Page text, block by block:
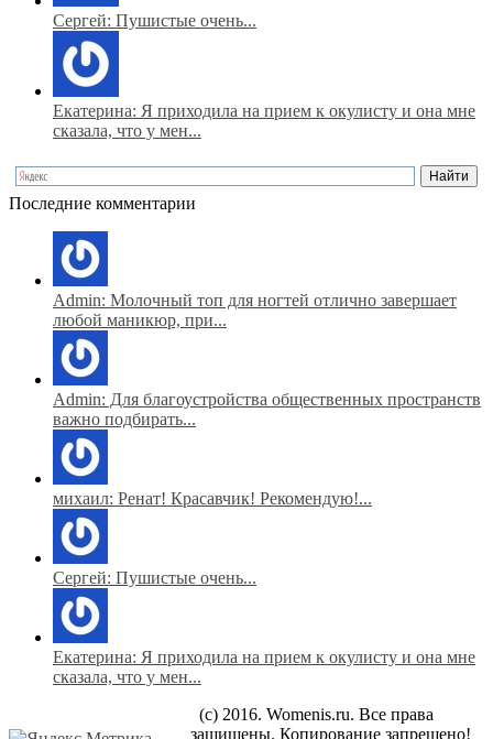
Сергей: Пушистые очень...
Екатерина: Я приходила на прием к окулисту и она мне
сказала, что у мен...
Последние комментарии
Admin: Молочный топ для ногтей отлично завершает
любой маникюр, при...
Admin: Для благоустройства общественных пространств
важно подбирать...
михаил: Ренат! Красавчик! Рекомендую!...
Сергей: Пушистые очень...
Екатерина: Я приходила на прием к окулисту и она мне
сказала, что у мен...
(c) 2016. Womenis.ru. Все права
защищены. Копирование запрещено!